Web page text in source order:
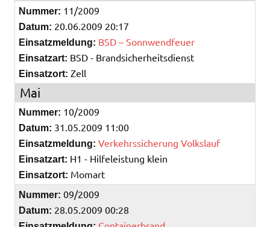
Nummer: 11/2009
Datum: 20.06.2009 20:17
Einsatzmeldung: BSD – Sonnwendfeuer
Einsatzart: BSD - Brandsicherheitsdienst
Einsatzort: Zell
Mai
Nummer: 10/2009
Datum: 31.05.2009 11:00
Einsatzmeldung: Verkehrssicherung Volkslauf
Einsatzart: H1 - Hilfeleistung klein
Einsatzort: Momart
Nummer: 09/2009
Datum: 28.05.2009 00:28